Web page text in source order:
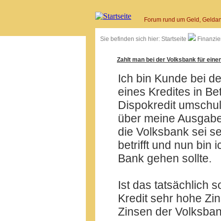
Forum rund um Geld,
Sie befinden sich hier: Startseite
Zahlt man bei der Volksbank für
Ich bin Kunde bei
eines Kredites in
Dispokredit
über meine
die Volksbank sei
betrifft und nun bin
Bank gehen sollte.
Ist das tatsächlich
Kredit sehr hohe
Zinsen der